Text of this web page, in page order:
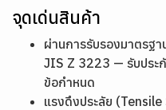
จุดเด่นสินค้า
ผ่านการรับรองมาตรฐ
JIS Z 3223 — รับประ
ข้อกำหนด
แรงดึงประลัย